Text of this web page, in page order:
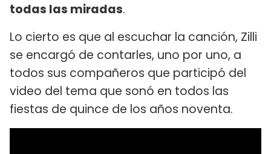
todas las miradas.
Lo cierto es que al escuchar la canción, Zilli
se encargó de contarles, uno por uno, a
todos sus compañeros que participó del
video del tema que sonó en todos las
fiestas de quince de los años noventa.